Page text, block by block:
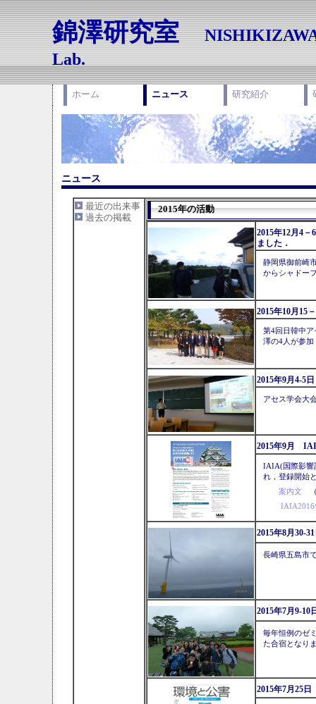
錦澤研究室
Lab.
ホーム ニュース 研究紹介
ニュース
最近の出来事
過去の掲載
2015年の活動
2015年12月4
ました．
静岡県御前崎
からシャドー
2015年10月15
第4回日韓中
澤の4人が参
2015年9月4-5
アセス学会大
2015年9月
IAIA(国際影響
れ，登録開始
案内文 （
IAIA2016
2015年8月30-
長崎県五島市
2015年7月9-
毎年恒例のゼ
た合宿となり
2015年7月25